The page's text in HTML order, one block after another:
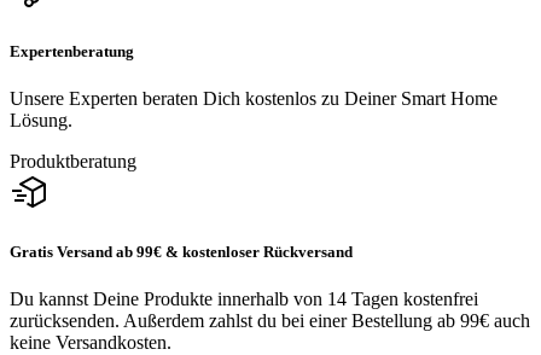
Expertenberatung
Unsere Experten beraten Dich kostenlos zu Deiner Smart Home
Lösung.
Produktberatung
Gratis Versand ab 99€ & kostenloser Rückversand
Du kannst Deine Produkte innerhalb von 14 Tagen kostenfrei
zurücksenden. Außerdem zahlst du bei einer Bestellung ab 99€ auch
keine Versandkosten.